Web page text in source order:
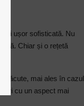
și ușor sofisticată. Nu
Chiar și o rețetă
plăcute, mai ales în cazul
cu un aspect mai